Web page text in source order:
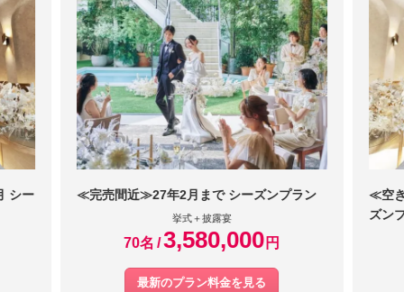
シー ≪完売間近≫27年2月まで シーズンプラン
挙式＋披露宴
70名 3,580,000 円
最新のプラン料金を見る
≪空
ズン